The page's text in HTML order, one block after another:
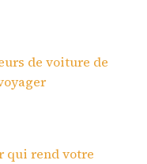
de voiture de
qui rend votre